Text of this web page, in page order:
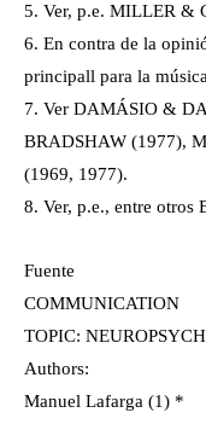
5. Ver, p.e. MILLER &
6. En contra de la
principall para la
7. Ver DAMÁSIO &
BRADSHAW (1977),
(1969, 1977).
8. Ver, p.e., entre
Fuente
COMMUNICATION
TOPIC:
Authors:
Manuel Lafarga (1) *